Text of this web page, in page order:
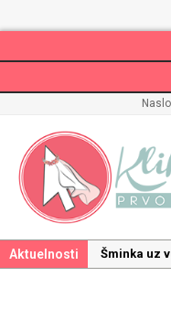
Aktuelnosti
Šminka uz